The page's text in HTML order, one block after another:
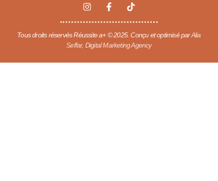
Tous droits réservés Réussite a+ © 2025. Conçu et optimisé parAlia
Seffar, Digital Marketing Agency